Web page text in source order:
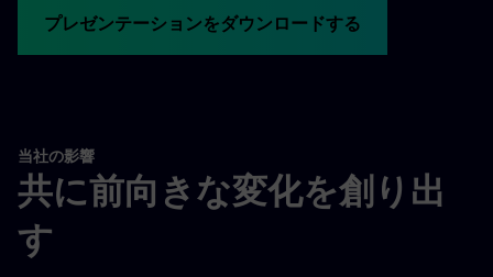
プレゼンテーションをダウンロードする
当社の影響
共に前向きな変化を創り出
す